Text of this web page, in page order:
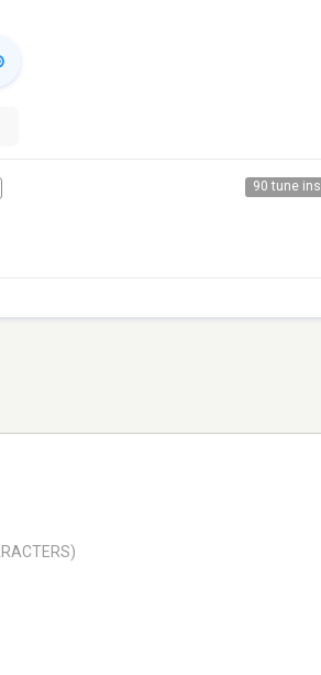
90 tune ins